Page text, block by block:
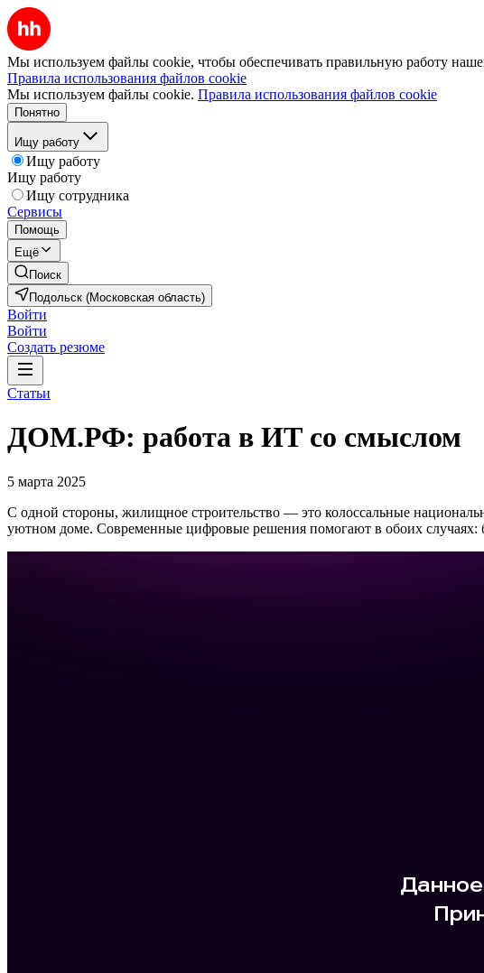
Мы используем файлы cookie, чтобы обеспечивать правильную работу
Правила использования файлов cookie
Мы используем файлы cookie. Правила использования файлов cookie
Понятно
Ищу работу
Ищу работу
Ищу работу
Ищу сотрудника
Сервисы
Помощь
Ещё
Поиск
Подольск (Московская область)
Войти
Войти
Создать резюме
Статьи
ДОМ.РФ: работа в ИТ со смыслом
5 марта 2025
С одной стороны, жилищное строительство — это колоссальные
уютном доме. Современные цифровые решения помогают в обоих случаях: